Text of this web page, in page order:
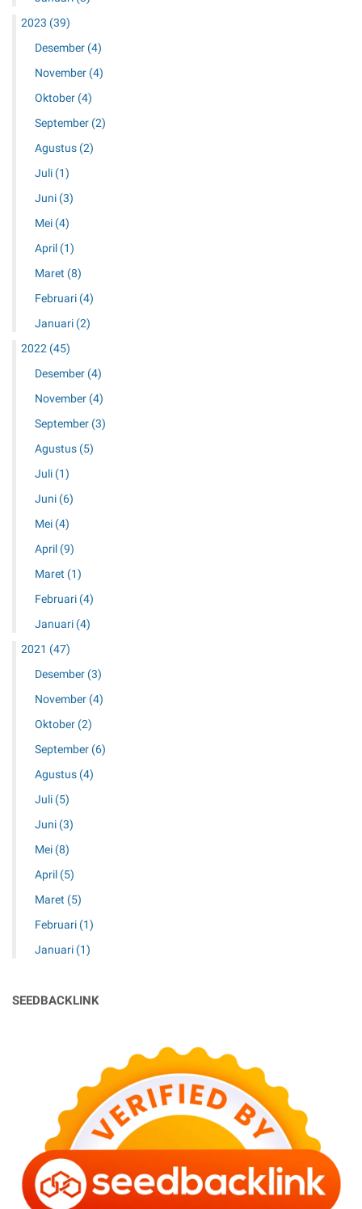
2023 (39)
Desember (4)
November (4)
Oktober (4)
September (2)
Agustus (2)
Juli (1)
Juni (3)
Mei (4)
April (1)
Maret (8)
Februari (4)
Januari (2)
2022 (45)
Desember (4)
November (4)
September (3)
Agustus (5)
Juli (1)
Juni (6)
Mei (4)
April (9)
Maret (1)
Februari (4)
Januari (4)
2021 (47)
Desember (3)
November (4)
Oktober (2)
September (6)
Agustus (4)
Juli (5)
Juni (3)
Mei (8)
April (5)
Maret (5)
Februari (1)
Januari (1)
SEEDBACKLINK